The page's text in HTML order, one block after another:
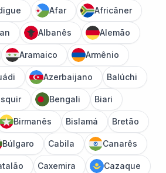
Afar Africâner
Albanês Alemão
Aramaico Armênio
Azerbaijano Balúchi
Bengali Biari
Birmanês Bislamá Bretão
Búlgaro Cabila Canarês
Caxemira Cazaque